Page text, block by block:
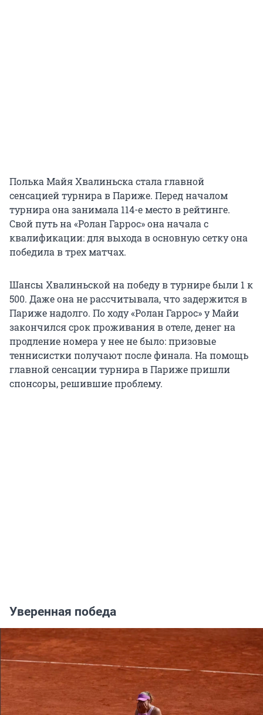
Полька Майя Хвалиньска стала главной
сенсацией турнира в Париже. Перед началом
турнира она занимала 114-е место в рейтинге.
Свой путь на «Ролан Гаррос» она начала с
квалификации: для выхода в основную сетку она
победила в трех матчах.
Шансы Хвалиньской на победу в турнире были 1 к
500. Даже она не рассчитывала, что задержится в
Париже надолго. По ходу «Ролан Гаррос» у Майи
закончился срок проживания в отеле, денег на
продление номера у нее не было: призовые
теннисистки получают после финала. На помощь
главной сенсации турнира в Париже пришли
спонсоры, решившие проблему.
Уверенная победа